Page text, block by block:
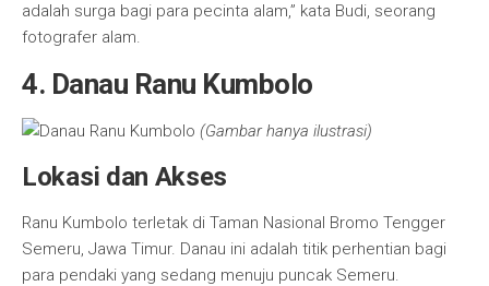
adalah surga bagi para pecinta alam,” kata Budi, seorang
fotografer alam.
4. Danau Ranu Kumbolo
(Gambar hanya ilustrasi)
Lokasi dan Akses
Ranu Kumbolo terletak di Taman Nasional Bromo Tengger
Semeru, Jawa Timur. Danau ini adalah titik perhentian bagi
para pendaki yang sedang menuju puncak Semeru.